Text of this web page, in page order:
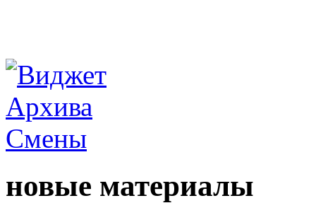
новые материалы